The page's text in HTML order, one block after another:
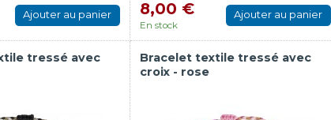
Ajouter au panier 8,00 €
En stock
Ajouter au panier
tressé avec
Bracelet textile tressé avec
croix - rose